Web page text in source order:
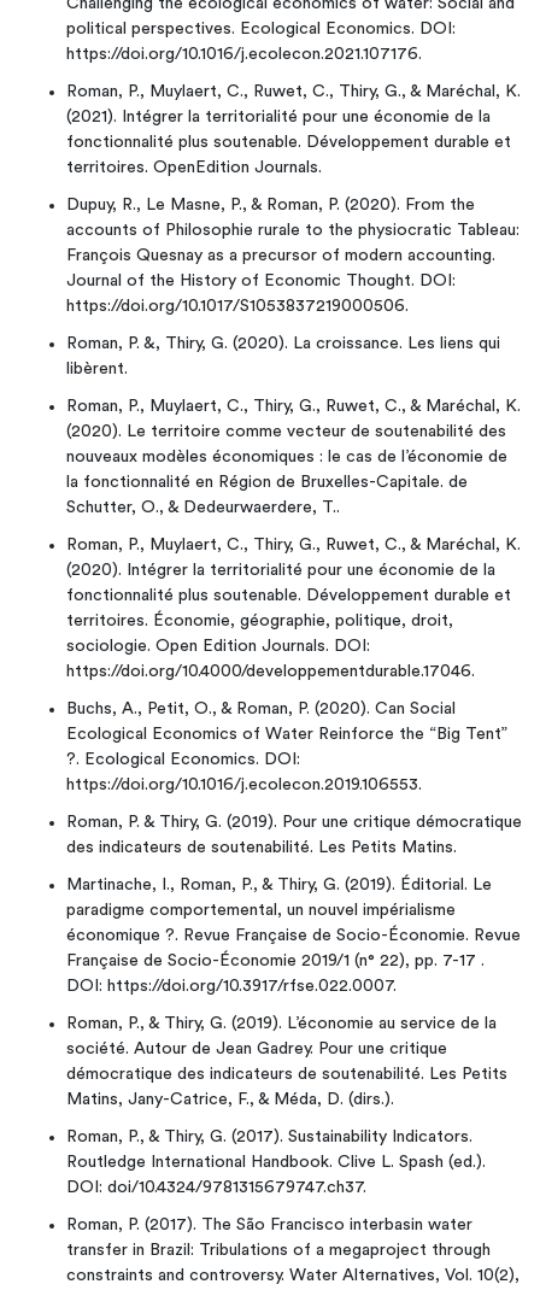
Challenging the ecological economics of water: Social and
political perspectives. Ecological Economics. DOI:
https://doi.org/10.1016/j.ecolecon.2021.107176.
Roman, P., Muylaert, C., Ruwet, C., Thiry, G., & Maréchal, K.
(2021). Intégrer la territorialité pour une économie de la
fonctionnalité plus soutenable. Développement durable et
territoires. OpenEdition Journals.
Dupuy, R., Le Masne, P., & Roman, P. (2020). From the
accounts of Philosophie rurale to the physiocratic Tableau:
François Quesnay as a precursor of modern accounting.
Journal of the History of Economic Thought. DOI:
https://doi.org/10.1017/S1053837219000506.
Roman, P. &, Thiry, G. (2020). La croissance. Les liens qui
libèrent.
Roman, P., Muylaert, C., Thiry, G., Ruwet, C., & Maréchal, K.
(2020). Le territoire comme vecteur de soutenabilité des
nouveaux modèles économiques : le cas de l’économie de
la fonctionnalité en Région de Bruxelles-Capitale. de
Schutter, O., & Dedeurwaerdere, T..
Roman, P., Muylaert, C., Thiry, G., Ruwet, C., & Maréchal, K.
(2020). Intégrer la territorialité pour une économie de la
fonctionnalité plus soutenable. Développement durable et
territoires. Économie, géographie, politique, droit,
sociologie. Open Edition Journals. DOI:
https://doi.org/10.4000/developpementdurable.17046.
Buchs, A., Petit, O., & Roman, P. (2020). Can Social
Ecological Economics of Water Reinforce the “Big Tent”
?. Ecological Economics. DOI:
https://doi.org/10.1016/j.ecolecon.2019.106553.
Roman, P. & Thiry, G. (2019). Pour une critique démocratique
des indicateurs de soutenabilité. Les Petits Matins.
Martinache, I., Roman, P., & Thiry, G. (2019). Éditorial. Le
paradigme comportemental, un nouvel impérialisme
économique ?. Revue Française de Socio-Économie. Revue
Française de Socio-Économie 2019/1 (n° 22), pp. 7-17 .
DOI: https://doi.org/10.3917/rfse.022.0007.
Roman, P., & Thiry, G. (2019). L’économie au service de la
société. Autour de Jean Gadrey. Pour une critique
démocratique des indicateurs de soutenabilité. Les Petits
Matins, Jany-Catrice, F., & Méda, D. (dirs.).
Roman, P., & Thiry, G. (2017). Sustainability Indicators.
Routledge International Handbook. Clive L. Spash (ed.).
DOI: doi/10.4324/9781315679747.ch37.
Roman, P. (2017). The São Francisco interbasin water
transfer in Brazil: Tribulations of a megaproject through
constraints and controversy. Water Alternatives, Vol. 10(2),